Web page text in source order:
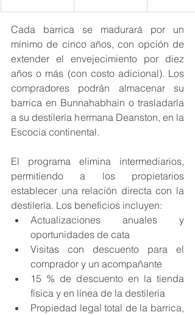
Cada barrica se madurará por un
mínimo de cinco años, con opción de
extender el envejecimiento por diez
años o más (con costo adicional). Los
compradores podrán almacenar su
barrica en Bunnahabhain o trasladarla
a su destilería hermana Deanston, en la
Escocia continental.
El programa elimina intermediarios,
permitiendo a los propietarios
establecer una relación directa con la
destilería. Los beneficios incluyen:
Actualizaciones anuales y
oportunidades de cata
Visitas con descuento para el
comprador y un acompañante
15 % de descuento en la tienda
física y en línea de la destilería
Propiedad legal total de la barrica,